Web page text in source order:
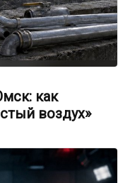
как
воздух»